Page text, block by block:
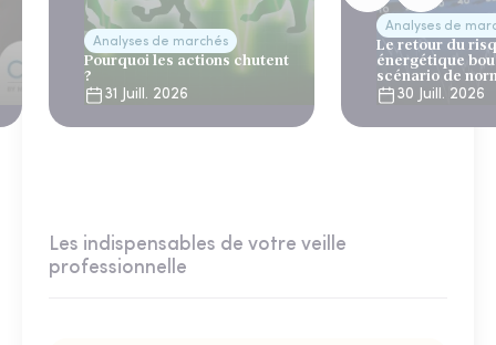
Analyses de marchés
Pourquoi les actions chutent
?
31 Juill. 2026
Analyses de
Le retour du
énergétique
scénario de
30 Juill. 2026
Les indispensables de votre veille
professionnelle